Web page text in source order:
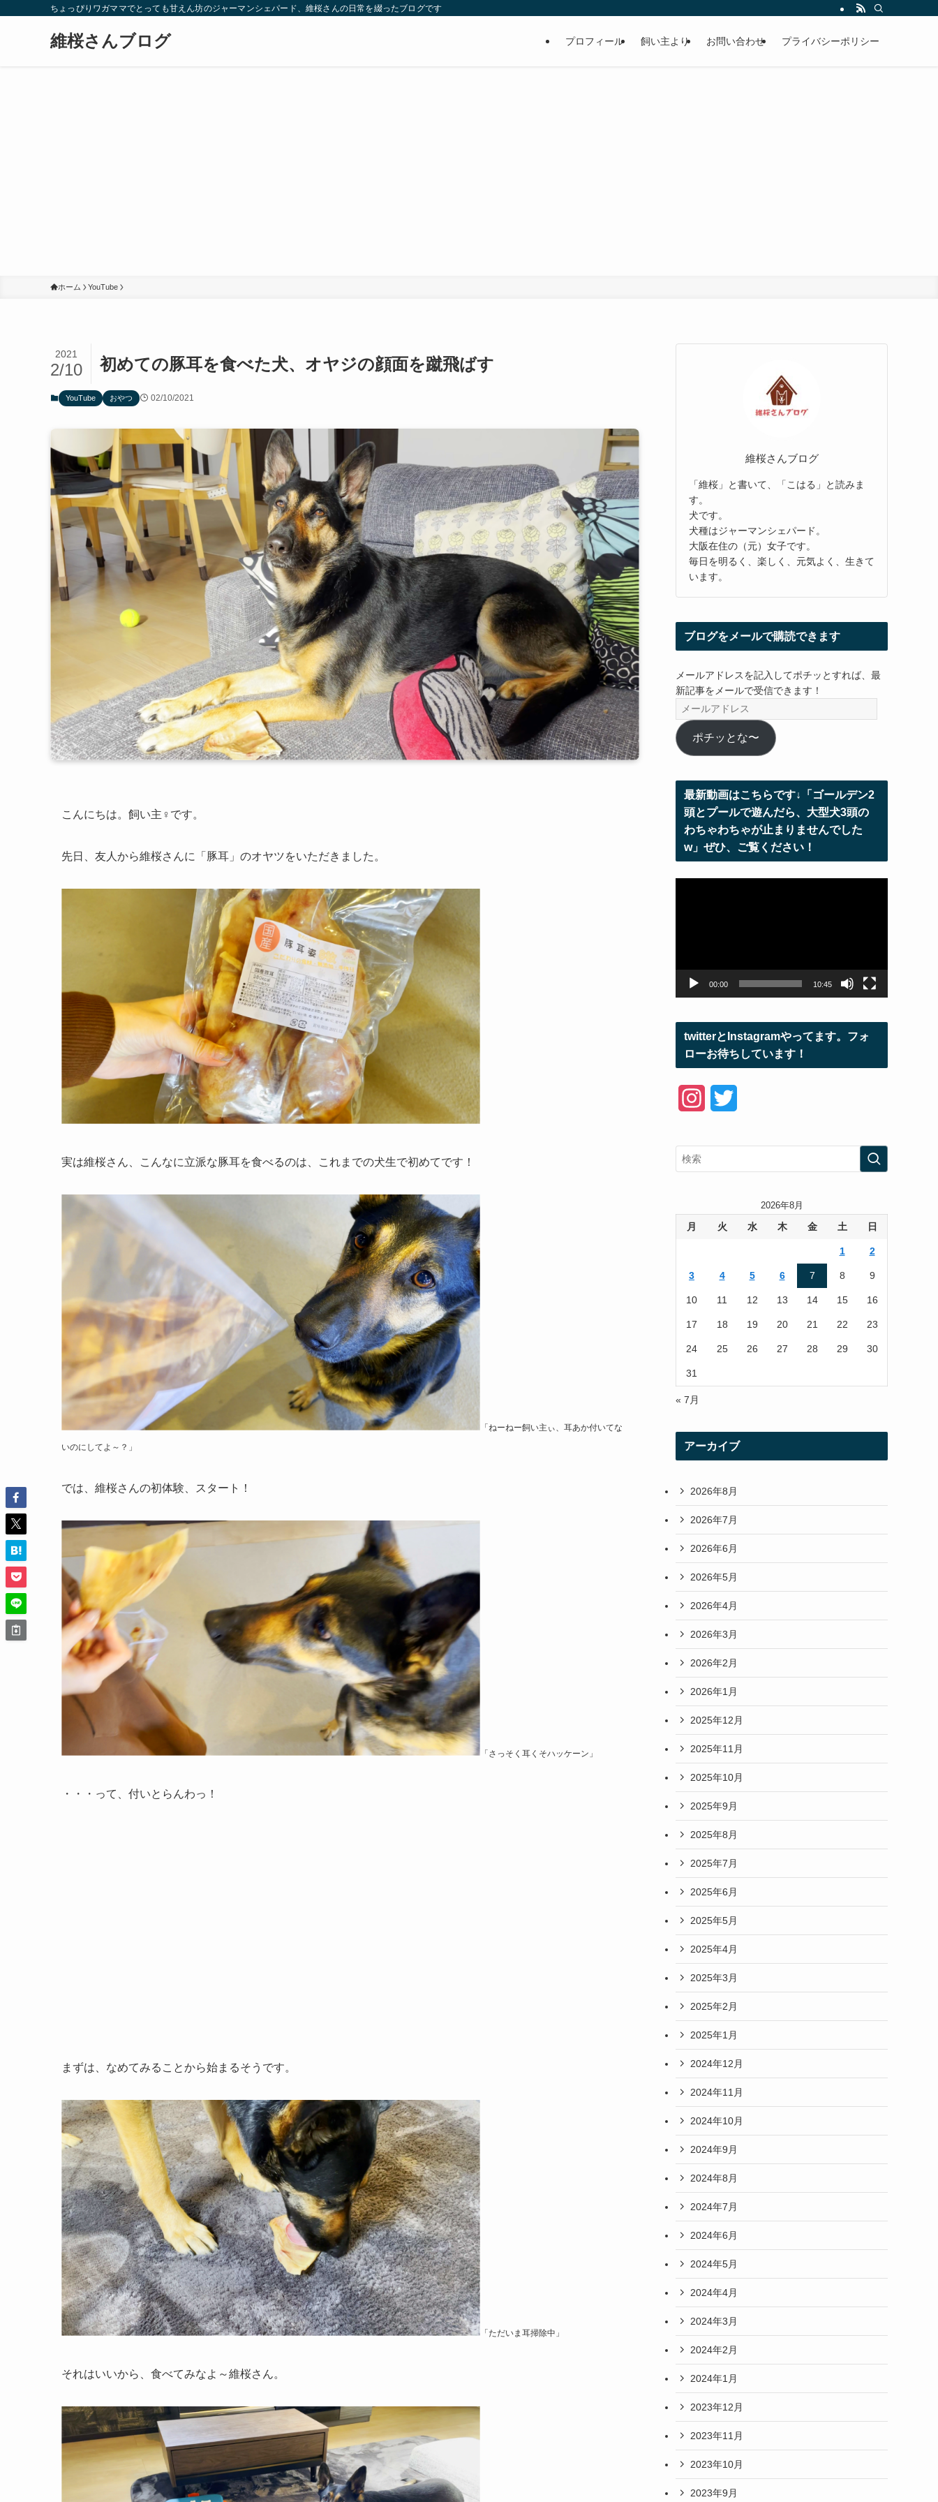
ちょっぴりワガママでとっても甘えん坊のジャーマンシェパード、維桜さんの日常を綴ったブログです
維桜さんブログ プロフィール 飼い主より お問い合わせ プライバシーポリシー
ホーム YouTube
初めての豚耳を食べた犬、オヤジの顔面を蹴飛ばす
2021
2/10
YouTube おやつ 02/10/2021
こんにちは。飼い主♀です。
先日、友人から維桜さんに「豚耳」のオヤツをいただきました。
実は維桜さん、こんなに立派な豚耳を食べるのは、これまでの犬生で初めてです！
「ねーねー飼い主ぃ、耳あか付いてな
いのにしてよ～？」
では、維桜さんの初体験、スタート！
「さっそく耳くそハッケーン」
・・・って、付いとらんわっ！
まずは、なめてみることから始まるそうです。
「ただいま耳掃除中」
それはいいから、食べてみなよ～維桜さん。
維桜さんブログ
「維桜」と書いて、「こはる」と読みま
す。
犬です。
犬種はジャーマンシェパード。
大阪在住の（元）女子です。
毎日を明るく、楽しく、元気よく、生きて
います。
ブログをメールで購読できます
メールアドレスを記入してポチッとすれば、最
新記事をメールで受信できます！
ー
ル
ア
レ
ス
ポチッとな〜
最新動画はこちらです↓「ゴールデン2
頭とプールで遊んだら、大型犬3頭の
わちゃわちゃが止まりませんでした
w」ぜひ、ご覧ください！
00:00 10:45
twitterとInstagramやってます。フォ
ローお待ちしています！
2026年8月
月 火 水 木 金 土 日
1 2
3 4 5 6 7 8 9
10 11 12 13 14 15 16
17 18 19 20 21 22 23
24 25 26 27 28 29 30
31
« 7月
アーカイブ
2026年8月
2026年7月
2026年6月
2026年5月
2026年4月
2026年3月
2026年2月
2026年1月
2025年12月
2025年11月
2025年10月
2025年9月
2025年8月
2025年7月
2025年6月
2025年5月
2025年4月
2025年3月
2025年2月
2025年1月
2024年12月
2024年11月
2024年10月
2024年9月
2024年8月
2024年7月
2024年6月
2024年5月
2024年4月
2024年3月
2024年2月
2024年1月
2023年12月
2023年11月
2023年10月
2023年9月